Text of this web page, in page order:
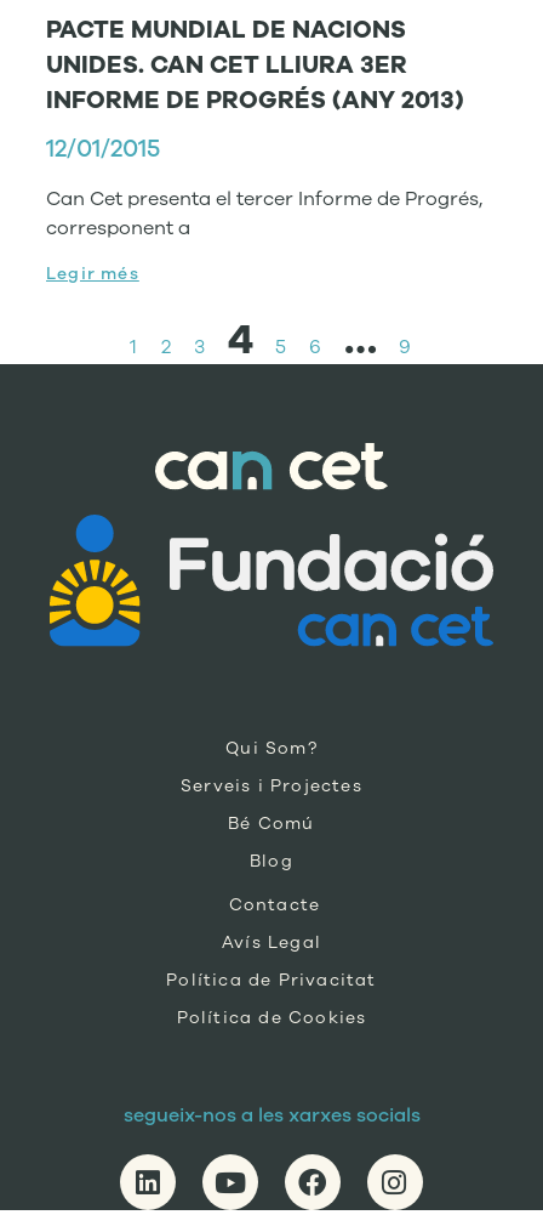
PACTE MUNDIAL DE NACIONS
UNIDES. CAN CET LLIURA 3ER
INFORME DE PROGRÉS (ANY 2013)
12/01/2015
Can Cet presenta el tercer Informe de Progrés,
corresponent a
Legir més
1 2 3 4 5 6 … 9
Qui Som?
Serveis i Projectes
Bé Comú
Blog
Contacte
Avís Legal
Política de Privacitat
Política de Cookies
segueix-nos a les xarxes socials